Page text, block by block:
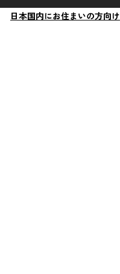
日本国内にお住まいの方向け